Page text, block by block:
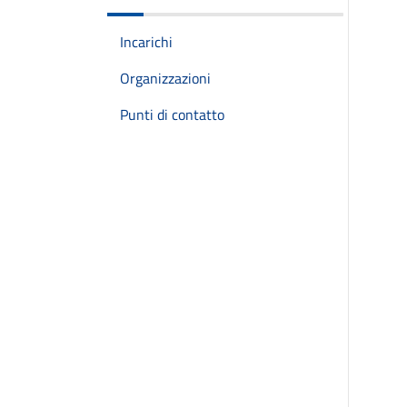
Incarichi
Organizzazioni
Punti di contatto